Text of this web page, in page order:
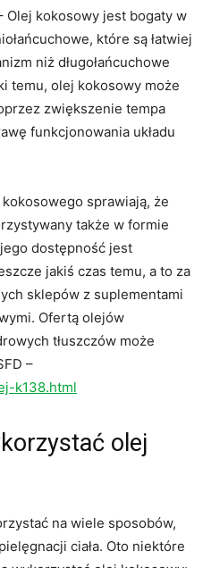
Olej kokosowy jest bogaty w
które są łatwiej
niż długołańcuchowe
temu, olej kokosowy może
zwiększenie tempa
funkcjonowania układu
sprawiają, że
także w formie
dostępność jest
jakiś czas temu, a to za
sklepów z suplementami
Ofertą olejów
tłuszczów może
–
k138.html
olej
na wiele sposobów,
ciała. Oto niektóre